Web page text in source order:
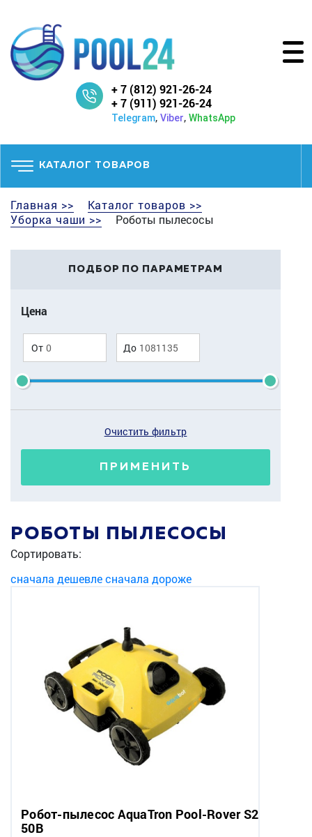
+ 7 (812) 921-26-24
+ 7 (911) 921-26-24
Telegram, Viber, WhatsApp
КАТАЛОГ ТОВАРОВ
Главная >>
Каталог товаров >>
Уборка чаши >>
Роботы пылесосы
ПОДБОР ПО ПАРАМЕТРАМ
Цена
От До
Очистить фильтр
ПРИМЕНИТЬ
РОБОТЫ ПЫЛЕСОСЫ
Сортировать:
сначала дешевлесначала дороже
Робот-пылесоc AquaTron Pool-Rover S2
50B